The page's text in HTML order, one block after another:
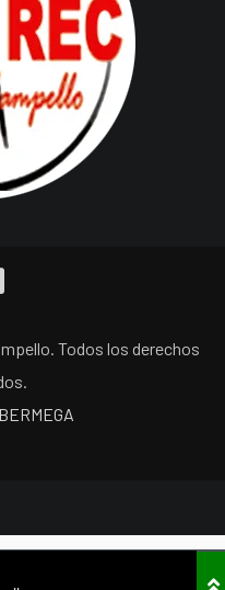
Todos los derechos